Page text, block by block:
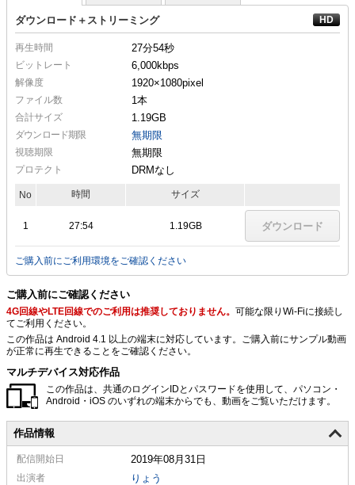
ダウンロード＋ストリーミング
再生時間 27分54秒
ビットレート 6,000kbps
解像度 1920×1080pixel
ファイル数 1本
合計サイズ 1.19GB
ダウンロード期限 無期限
視聴期限 無期限
プロテクト DRMなし
No 時間 サイズ
1 27:54 1.19GB ダウンロード
ご購入前にご利用環境をご確認ください
ご購入前にご確認ください
4G回線やLTE回線でのご利用は推奨しておりません。 可能な限りWi-Fiに接続し
てご利用ください。
この作品は Android 4.1 以上の端末に対応しています。ご購入前にサンプル動画
が正常に再生できることをご確認ください。
マルチデバイス対応作品
この作品は、共通のログインIDとパスワードを使用して、パソコン・
Android・iOS のいずれの端末からでも、動画をご覧いただけます。
作品情報
配信開始日 2019年08月31日
出演者 りょう